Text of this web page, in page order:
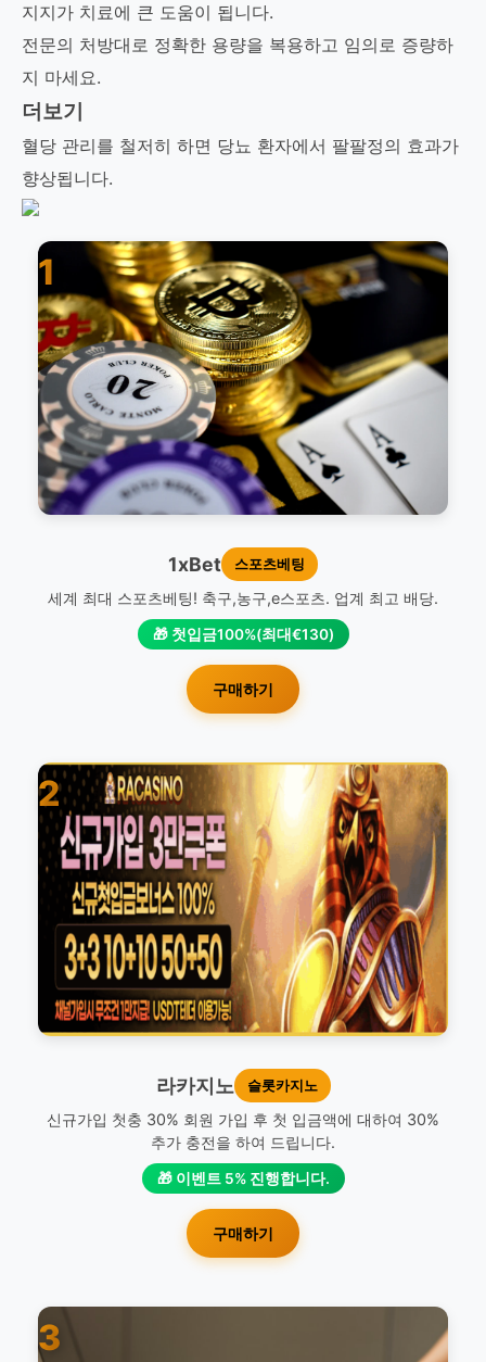
지지가 치료에 큰 도움이 됩니다.
전문의 처방대로 정확한 용량을 복용하고 임의로 증량하
지 마세요.
더보기
혈당 관리를 철저히 하면 당뇨 환자에서 팔팔정의 효과가
향상됩니다.
1
1xBet 스포츠베팅
세계 최대 스포츠베팅! 축구,농구,e스포츠. 업계 최고 배당.
🎁 첫입금100%(최대€130)
구매하기
2
라카지노 슬롯카지노
신규가입 첫충 30% 회원 가입 후 첫 입금액에 대하여 30%
추가 충전을 하여 드립니다.
🎁 이벤트 5% 진행합니다.
구매하기
3